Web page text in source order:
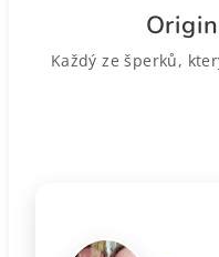
Každý ze šperků,